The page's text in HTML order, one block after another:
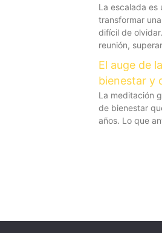
La escalada es
transformar
difícil de
reunión,
El auge de
bienestar y
La meditación
de bienestar
años. Lo que